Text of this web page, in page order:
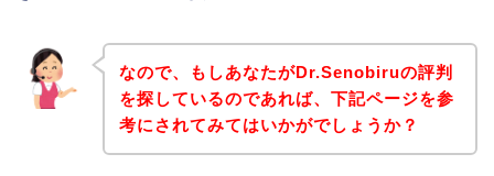
なので、もしあなたがDr.Senobiruの評判
を探しているのであれば、下記ページを参
考にされてみてはいかがでしょうか？